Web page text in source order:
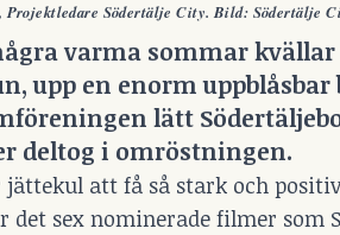
Projektledare Södertälje City. Bild: Södertälje
varma sommar
upp en enorm
lätt
deltog i omröstningen.
jättekul att få så stark och
det sex nominerade filmer som